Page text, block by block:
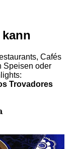
Cafés
Speisen oder
Trovadores